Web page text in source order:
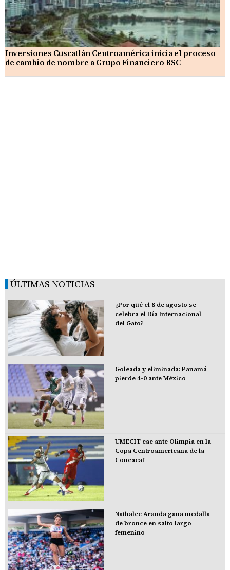
Inversiones Cuscatlán Centroamérica inicia el proceso
de cambio de nombre a Grupo Financiero BSC
ÚLTIMAS NOTICIAS
¿Por qué el 8 de agosto se
celebra el Día Internacional
del Gato?
Goleada y eliminada: Panamá
pierde 4-0 ante México
UMECIT cae ante Olimpia en la
Copa Centroamericana de la
Concacaf
Nathalee Aranda gana medalla
de bronce en salto largo
femenino